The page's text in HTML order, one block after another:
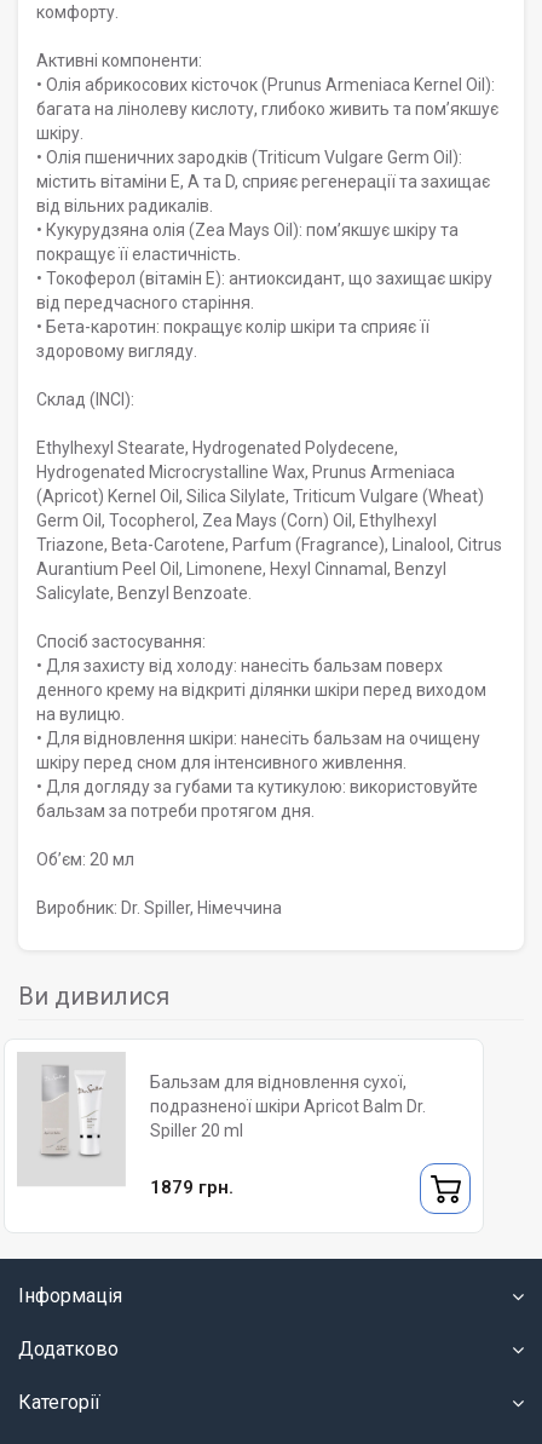
комфорту.
Активні компоненти:
• Олія абрикосових кісточок (Prunus Armeniaca Kernel Oil):
багата на лінолеву кислоту, глибоко живить та пом’якшує
шкіру.
• Олія пшеничних зародків (Triticum Vulgare Germ Oil):
містить вітаміни E, A та D, сприяє регенерації та захищає
від вільних радикалів.
• Кукурудзяна олія (Zea Mays Oil): пом’якшує шкіру та
покращує її еластичність.
• Токоферол (вітамін E): антиоксидант, що захищає шкіру
від передчасного старіння.
• Бета-каротин: покращує колір шкіри та сприяє її
здоровому вигляду.
Склад (INCI):
Ethylhexyl Stearate, Hydrogenated Polydecene,
Hydrogenated Microcrystalline Wax, Prunus Armeniaca
(Apricot) Kernel Oil, Silica Silylate, Triticum Vulgare (Wheat)
Germ Oil, Tocopherol, Zea Mays (Corn) Oil, Ethylhexyl
Triazone, Beta-Carotene, Parfum (Fragrance), Linalool, Citrus
Aurantium Peel Oil, Limonene, Hexyl Cinnamal, Benzyl
Salicylate, Benzyl Benzoate.
Спосіб застосування:
• Для захисту від холоду: нанесіть бальзам поверх
денного крему на відкриті ділянки шкіри перед виходом
на вулицю.
• Для відновлення шкіри: нанесіть бальзам на очищену
шкіру перед сном для інтенсивного живлення.
• Для догляду за губами та кутикулою: використовуйте
бальзам за потреби протягом дня.
Обʼєм: 20 мл
Виробник: Dr. Spiller, Німеччина
Ви дивилися
Бальзам для відновлення сухої,
подразненої шкіри Apricot Balm Dr.
Spiller 20 ml
1879 грн.
Інформація
Додатково
Категорії